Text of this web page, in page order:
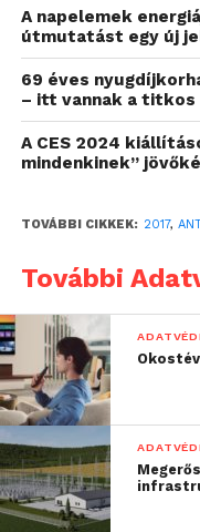
fejlesztené, a
sajnálatos
folytatódni fog.
hogy
egyre
és
addig a
A napelemek
útmutatást egy új
69 éves
– itt vannak a
A CES 2024
mindenkinek”
TOVÁBBI CIKKEK: 2017,
További